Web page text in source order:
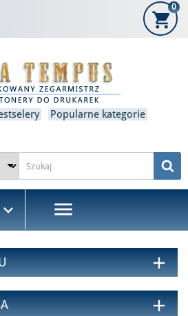
shopping_cart
0
Popularne kategorie
menu
add
add
×
aby zapisać produkty na swojej liście